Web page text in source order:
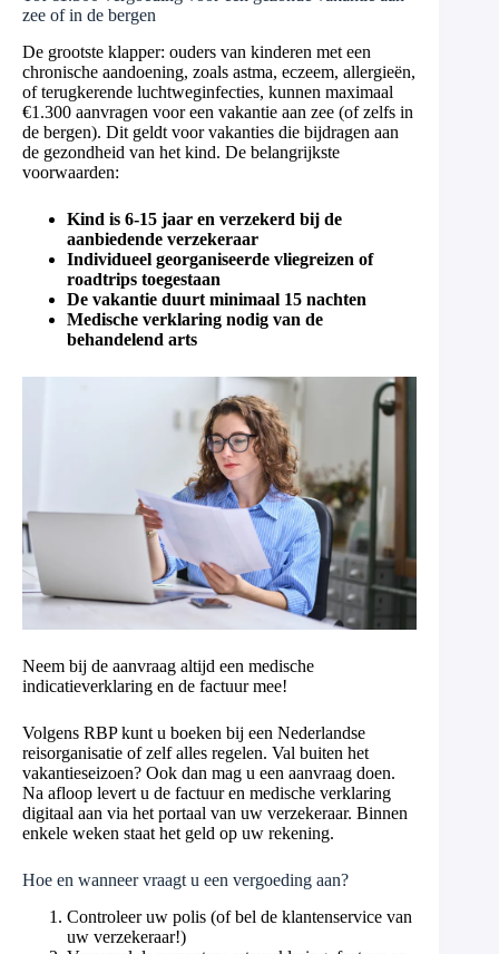
zee of in de bergen
De grootste klapper: ouders van kinderen met een
chronische aandoening, zoals astma, eczeem, allergieën,
of terugkerende luchtweginfecties, kunnen maximaal
€1.300 aanvragen voor een vakantie aan zee (of zelfs in
de bergen). Dit geldt voor vakanties die bijdragen aan
de gezondheid van het kind. De belangrijkste
voorwaarden:
Kind is 6-15 jaar en verzekerd bij de
aanbiedende verzekeraar
Individueel georganiseerde vliegreizen of
roadtrips toegestaan
De vakantie duurt minimaal 15 nachten
Medische verklaring nodig van de
behandelend arts
Neem bij de aanvraag altijd een medische
indicatieverklaring en de factuur mee!
Volgens RBP kunt u boeken bij een Nederlandse
reisorganisatie of zelf alles regelen. Val buiten het
vakantieseizoen? Ook dan mag u een aanvraag doen.
Na afloop levert u de factuur en medische verklaring
digitaal aan via het portaal van uw verzekeraar. Binnen
enkele weken staat het geld op uw rekening.
Hoe en wanneer vraagt u een vergoeding aan?
Controleer uw polis (of bel de klantenservice van
uw verzekeraar!)